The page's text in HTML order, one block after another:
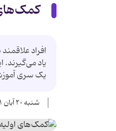
کمک‌های
افراد
یاد می‌گیرند.
یک سری
شنبه ۲۰ آبان ۱۳۹۱ - ۰۰:۰۰